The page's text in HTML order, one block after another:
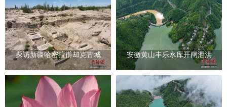
探访新疆哈密拉甫却克古城 安徽黄山丰乐水库开闸泄洪